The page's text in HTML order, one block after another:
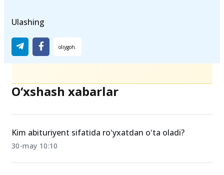
Ulashing
O‘xshash xabarlar
Kim abituriyent sifatida roʻyxatdan oʻta oladi?
30-may 10:10